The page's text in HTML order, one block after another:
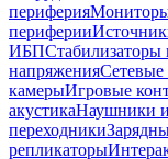
периферия
периферии
ИБПСтабилизаторы
напряженияСетевые
камерыИгровые
акустикаНаушники
переходники
репликаторы